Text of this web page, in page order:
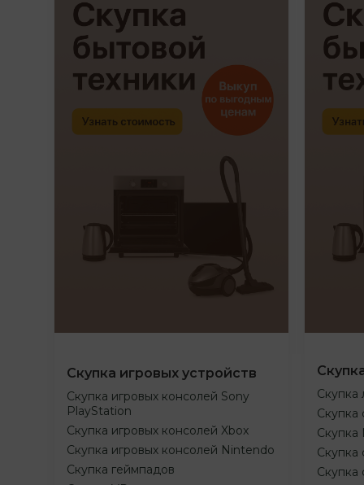
Скупка игровых устройств
Скупка игровых консолей Sony
PlayStation
Скупка игровых консолей Xbox
Скупка игровых консолей Nintendo
Скупка геймпадов
Скупка
Скупка
Скупка
Скупка